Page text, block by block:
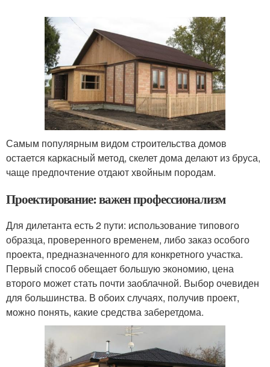
Самым популярным видом строительства домов
остается каркасный метод, скелет дома делают из бруса,
чаще предпочтение отдают хвойным породам.
Проектирование: важен профессионализм
Для дилетанта есть 2 пути: использование типового
образца, проверенного временем, либо заказ особого
проекта, предназначенного для конкретного участка.
Первый способ обещает большую экономию, цена
второго может стать почти заоблачной. Выбор очевиден
для большинства. В обоих случаях, получив проект,
можно понять, какие средства заберетдома.